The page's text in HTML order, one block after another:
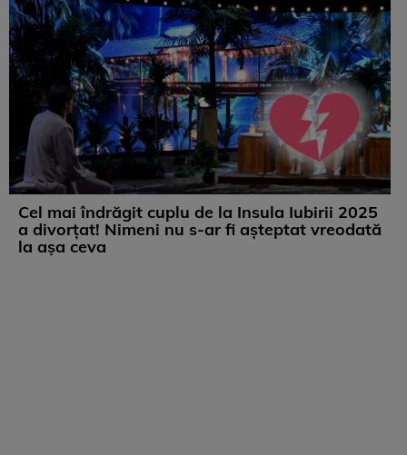
Cel mai îndrăgit cuplu de la Insula Iubirii 2025
a divorțat! Nimeni nu s-ar fi așteptat vreodată
la așa ceva